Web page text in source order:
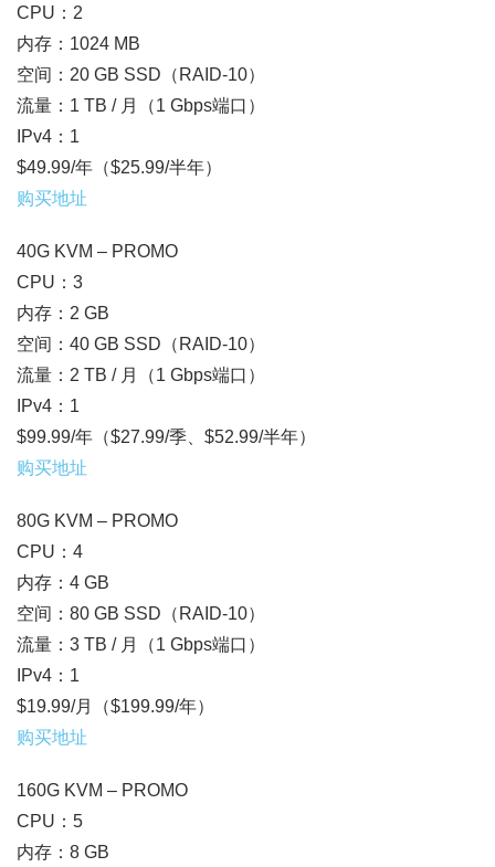
CPU：2
内存：1024 MB
空间：20 GB SSD（RAID-10）
流量：1 TB / 月（1 Gbps端口）
IPv4：1
$49.99/年（$25.99/半年）
购买地址
40G KVM – PROMO
CPU：3
内存：2 GB
空间：40 GB SSD（RAID-10）
流量：2 TB / 月（1 Gbps端口）
IPv4：1
$99.99/年（$27.99/季、$52.99/半年）
购买地址
80G KVM – PROMO
CPU：4
内存：4 GB
空间：80 GB SSD（RAID-10）
流量：3 TB / 月（1 Gbps端口）
IPv4：1
$19.99/月（$199.99/年）
购买地址
160G KVM – PROMO
CPU：5
内存：8 GB